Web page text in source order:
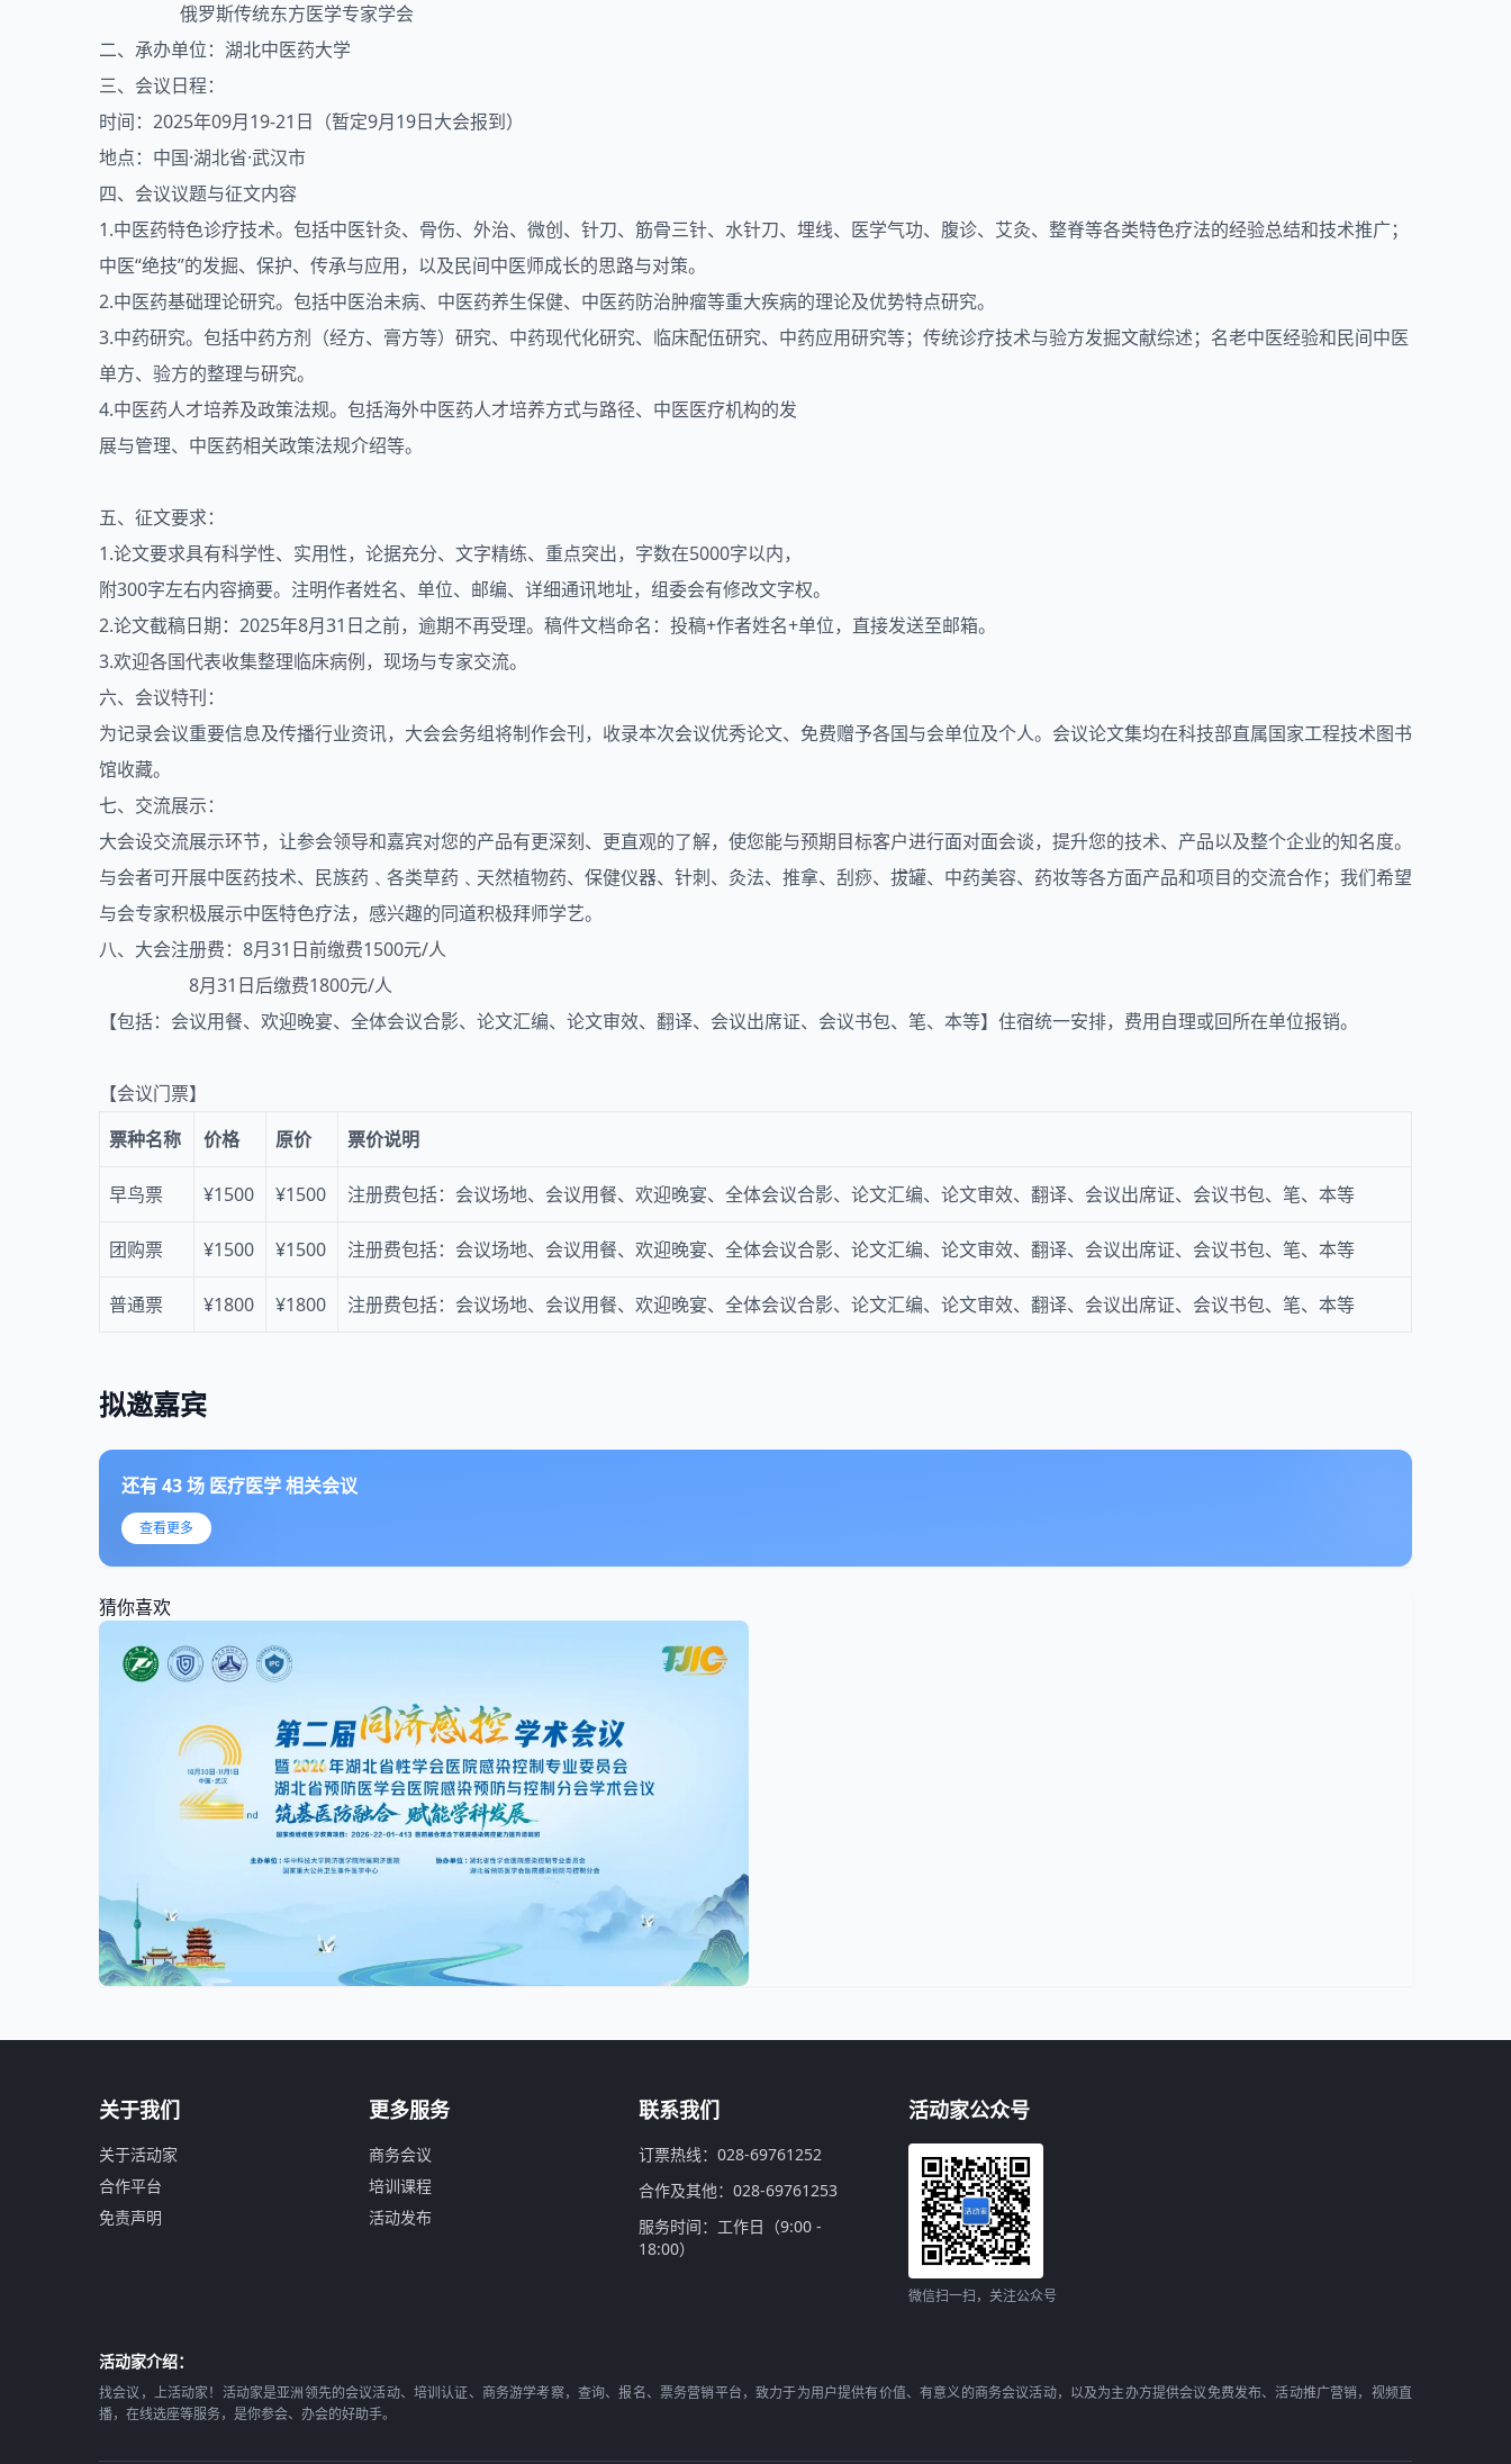
俄罗斯传统东方医学专家学会
二、承办单位：湖北中医药大学
三、会议日程：
时间：2025年09月19-21日（暂定9月19日大会报到）
地点：中国·湖北省·武汉市
四、会议议题与征文内容
1.中医药特色诊疗技术。包括中医针灸、骨伤、外治、微创、针刀、筋骨三针、水针刀、埋线、医学气功、腹诊、艾灸、整脊等各类特色疗法的经验总结和技术推广；
中医“绝技”的发掘、保护、传承与应用，以及民间中医师成长的思路与对策。
2.中医药基础理论研究。包括中医治未病、中医药养生保健、中医药防治肿瘤等重大疾病的理论及优势特点研究。
3.中药研究。包括中药方剂（经方、膏方等）研究、中药现代化研究、临床配伍研究、中药应用研究等；传统诊疗技术与验方发掘文献综述；名老中医经验和民间中医
单方、验方的整理与研究。
4.中医药人才培养及政策法规。包括海外中医药人才培养方式与路径、中医医疗机构的发
展与管理、中医药相关政策法规介绍等。
五、征文要求：
1.论文要求具有科学性、实用性，论据充分、文字精练、重点突出，字数在5000字以内，
附300字左右内容摘要。注明作者姓名、单位、邮编、详细通讯地址，组委会有修改文字权。
2.论文截稿日期：2025年8月31日之前，逾期不再受理。稿件文档命名：投稿+作者姓名+单位，直接发送至邮箱。
3.欢迎各国代表收集整理临床病例，现场与专家交流。
六、会议特刊：
为记录会议重要信息及传播行业资讯，大会会务组将制作会刊，收录本次会议优秀论文、免费赠予各国与会单位及个人。会议论文集均在科技部直属国家工程技术图书
馆收藏。
七、交流展示：
大会设交流展示环节，让参会领导和嘉宾对您的产品有更深刻、更直观的了解，使您能与预期目标客户进行面对面会谈，提升您的技术、产品以及整个企业的知名度。
与会者可开展中医药技术、民族药﹑各类草药﹑天然植物药、保健仪器、针刺、灸法、推拿、刮痧、拔罐、中药美容、药妆等各方面产品和项目的交流合作；我们希望
与会专家积极展示中医特色疗法，感兴趣的同道积极拜师学艺。
八、大会注册费：8月31日前缴费1500元/人
8月31日后缴费1800元/人
【包括：会议用餐、欢迎晚宴、全体会议合影、论文汇编、论文审效、翻译、会议出席证、会议书包、笔、本等】住宿统一安排，费用自理或回所在单位报销。
【会议门票】
票种名称
价格 原价 票价说明
早鸟票 ¥1500 ¥1500 注册费包括：会议场地、会议用餐、欢迎晚宴、全体会议合影、论文汇编、论文审效、翻译、会议出席证、会议书包、笔、本等
团购票 ¥1500 ¥1500 注册费包括：会议场地、会议用餐、欢迎晚宴、全体会议合影、论文汇编、论文审效、翻译、会议出席证、会议书包、笔、本等
普通票 ¥1800 ¥1800 注册费包括：会议场地、会议用餐、欢迎晚宴、全体会议合影、论文汇编、论文审效、翻译、会议出席证、会议书包、笔、本等
拟邀嘉宾
还有43场 医疗医学相关会议
查看更多
猜你喜欢
关于我们
关于活动家
合作平台
免责声明
更多服务
商务会议
培训课程
活动发布
联系我们
订票热线：028-69761252
合作及其他：028-69761253
服务时间：工作日（9:00 -
18:00）
活动家公众号
微信扫一扫，关注公众号
活动家介绍：
找会议，上活动家！活动家是亚洲领先的会议活动、培训认证、商务游学考察，查询、报名、票务营销平台，致力于为用户提供有价值、有意义的商务会议活动，以及为主办方提供会议免费发布、活动推广营销，视频直
播，在线选座等服务，是你参会、办会的好助手。